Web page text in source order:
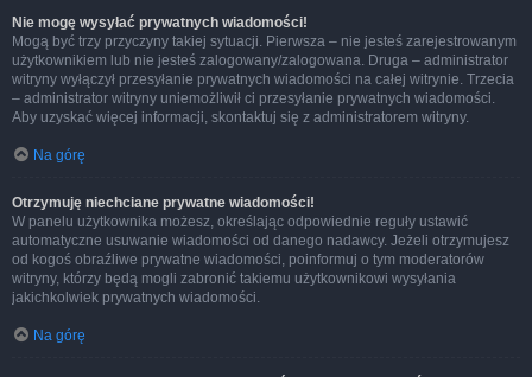
Nie mogę wysyłać prywatnych wiadomości!
Mogą być trzy przyczyny takiej sytuacji. Pierwsza – nie jesteś zarejestrowanym
użytkownikiem lub nie jesteś zalogowany/zalogowana. Druga – administrator
witryny wyłączył przesyłanie prywatnych wiadomości na całej witrynie. Trzecia
– administrator witryny uniemożliwił ci przesyłanie prywatnych wiadomości.
Aby uzyskać więcej informacji, skontaktuj się z administratorem witryny.
Na górę
Otrzymuję niechciane prywatne wiadomości!
W panelu użytkownika możesz, określając odpowiednie reguły ustawić
automatyczne usuwanie wiadomości od danego nadawcy. Jeżeli otrzymujesz
od kogoś obraźliwe prywatne wiadomości, poinformuj o tym moderatorów
witryny, którzy będą mogli zabronić takiemu użytkownikowi wysyłania
jakichkolwiek prywatnych wiadomości.
Na górę